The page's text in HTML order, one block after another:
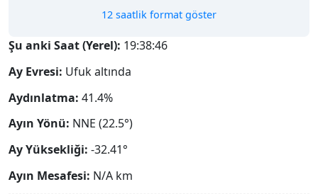
12 saatlik format göster
Şu anki Saat (Yerel): 19:38:47
Ay Evresi: Ufuk altında
Aydınlatma: 41.4%
Ayın Yönü: NNE (22.5°)
Ay Yüksekliği: -32.41°
Ayın Mesafesi: N/A km